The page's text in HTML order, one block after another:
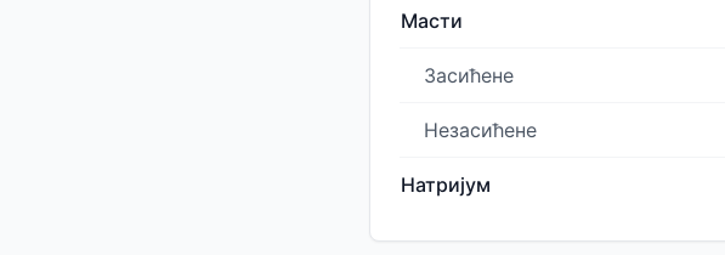
Масти
Засићене
Незасићене
Натријум